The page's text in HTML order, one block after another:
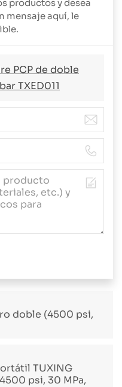
productos y desea
mensaje aquí, le
PCP de doble
TXED011
doble (4500 psi,
TUXING
psi, 30 MPa,